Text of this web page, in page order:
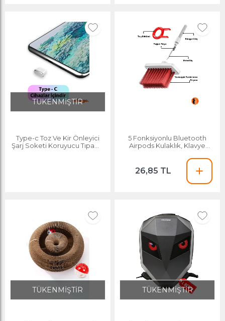
TÜKENMİŞTİR
Type-c Toz Ve Kir Önleyici
Şarj Soketi Koruyucu Tıpa-su
5 Fonksiyonlu Bluetooth
Airpods Kulaklık, Klavye
Temizleme Fırçası
26,85 TL
TÜKENMİŞTİR TÜKENMİŞTİR